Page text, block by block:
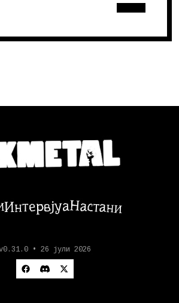
ИнтервјуаНастани
• 26 јули 2026